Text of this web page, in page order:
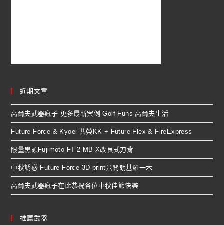
近期文章
高爾夫武器瘋子-更多最新案例 Golf Funs 高爾夫生活
Future Force & Kyoei 共榮KK + Future Flex & FireExpress
限量黑頭Fujimoto FT-2 MB-X改良式刀背
中秋誘惑-Future Force 3D print米開朗基羅一木
高爾夫武器瘋子在此恭祝各位中秋佳節快樂
推薦武器